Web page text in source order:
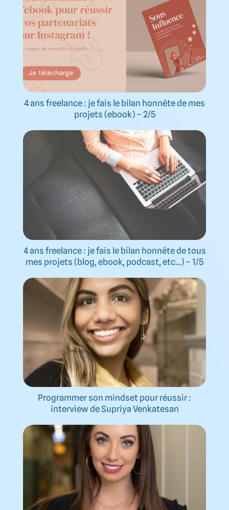
4 ans freelance : je fais le bilan honnête de mes
projets (ebook) – 2/5
4 ans freelance : je fais le bilan honnête de tous
mes projets (blog, ebook, podcast, etc…) – 1/5
Programmer son mindset pour réussir :
interview de Supriya Venkatesan